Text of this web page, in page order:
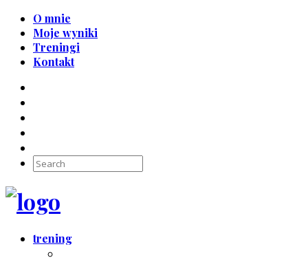
O mnie
Moje wyniki
Treningi
Kontakt
trening